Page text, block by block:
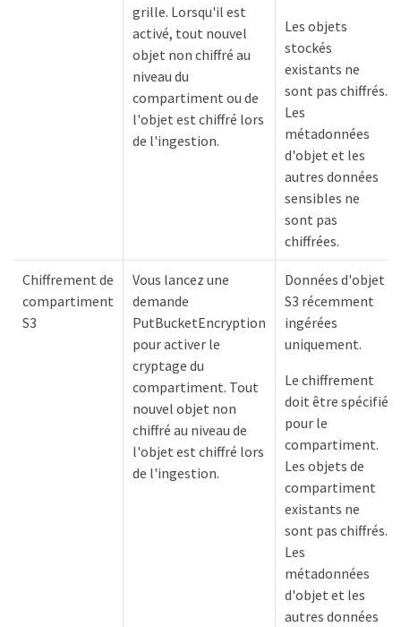
grille. Lorsqu'il est
activé, tout nouvel
objet non chiffré au
niveau du
compartiment ou de
l'objet est chiffré lors
de l'ingestion.
Les objets
stockés
existants ne
sont pas chiffrés.
Les
métadonnées
d'objet et les
autres données
sensibles ne
sont pas
chiffrées.
Chiffrement de
compartiment
S3
Vous lancez une
demande
PutBucketEncryption
pour activer le
cryptage du
compartiment. Tout
nouvel objet non
chiffré au niveau de
l'objet est chiffré lors
de l'ingestion.
Données d'objet
S3 récemment
ingérées
uniquement.
Le chiffrement
doit être spécifié
pour le
compartiment.
Les objets de
compartiment
existants ne
sont pas chiffrés.
Les
métadonnées
d'objet et les
autres données